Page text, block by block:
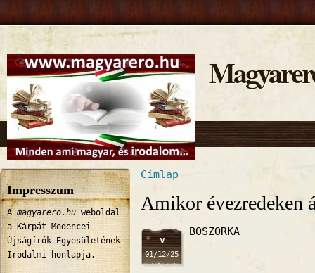
Impresszum
A magyarero.hu weboldal
a Kárpát-Medencei
Újságírók Egyesületének
Irodalmi honlapja.
Jelenlegi hely
Címlap
Amikor évezredeken
v
01/12/25
BOSZORKA